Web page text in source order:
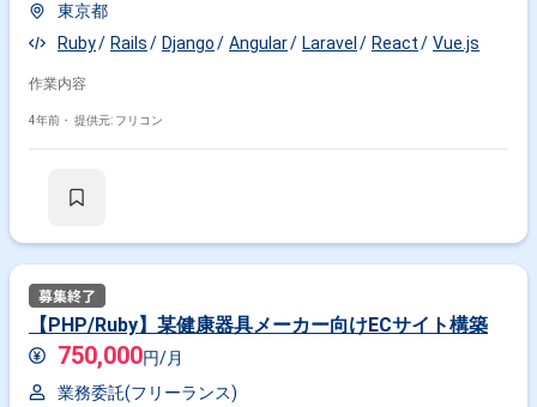
東京都
Ruby
Rails Django Angular Laravel React Vue.js
作業内容
4年前・ 提供元: フリコン
【PHP/Ruby】某健康器具メーカー向けECサイト構築
750,000円/月
業務委託(フリーランス)